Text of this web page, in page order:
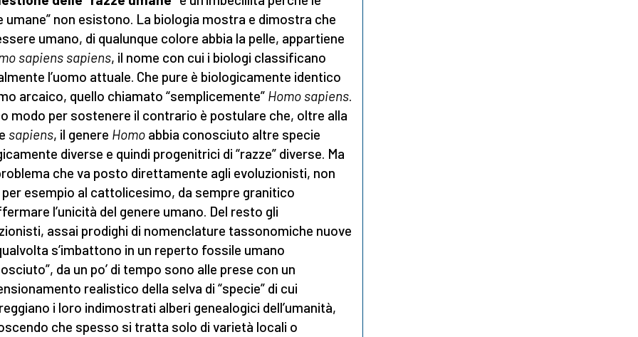
umane” non esistono. La biologia mostra e dimostra che
umano, di qualunque colore abbia la pelle, appartiene
sapiens sapiens, il nome con cui i biologi classificano
l’uomo attuale. Che pure è biologicamente identico
arcaico, quello chiamato “semplicemente” Homo sapiens.
modo per sostenere il contrario è postulare che, oltre alla
sapiens, il genere Homo abbia conosciuto altre specie
diverse e quindi progenitrici di “razze” diverse. Ma
che va posto direttamente agli evoluzionisti, non
esempio al cattolicesimo, da sempre granitico
l’unicità del genere umano. Del resto gli
assai prodighi di nomenclature tassonomiche nuove
s’imbattono in un reperto fossile umano
da un po’ di tempo sono alle prese con un
realistico della selva di “specie” di cui
i loro indimostrati alberi genealogici dell’umanità,
che spesso si tratta solo di varietà locali o